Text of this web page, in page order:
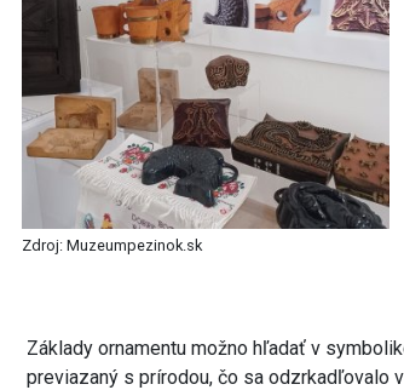
Zdroj: Muzeumpezinok.sk
Základy ornamentu možno hľadať v
previazaný s prírodou, čo sa odzrkadľovalo